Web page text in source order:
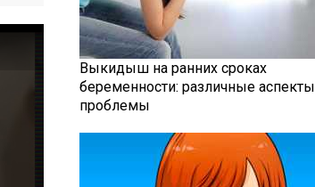
Выкидыш на ранних сроках
беременности: различные аспекты
проблемы